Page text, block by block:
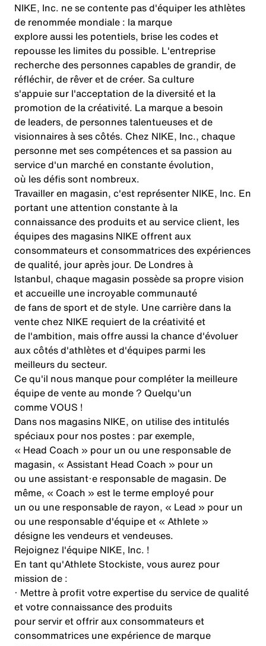
NIKE, Inc. ne se contente pas d'équiper les athlètes
de renommée mondiale : la marque
explore aussi les potentiels, brise les codes et
repousse les limites du possible. L'entreprise
recherche des personnes capables de grandir, de
réfléchir, de rêver et de créer. Sa culture
s'appuie sur l'acceptation de la diversité et la
promotion de la créativité. La marque a besoin
de leaders, de personnes talentueuses et de
visionnaires à ses côtés. Chez NIKE, Inc., chaque
personne met ses compétences et sa passion au
service d'un marché en constante évolution,
où les défis sont nombreux.
Travailler en magasin, c'est représenter NIKE, Inc. En
portant une attention constante à la
connaissance des produits et au service client, les
équipes des magasins NIKE offrent aux
consommateurs et consommatrices des expériences
de qualité, jour après jour. De Londres à
Istanbul, chaque magasin possède sa propre vision
et accueille une incroyable communauté
de fans de sport et de style. Une carrière dans la
vente chez NIKE requiert de la créativité et
de l'ambition, mais offre aussi la chance d'évoluer
aux côtés d'athlètes et d'équipes parmi les
meilleurs du secteur.
Ce qu'il nous manque pour compléter la meilleure
équipe de vente au monde ? Quelqu'un
comme VOUS !
Dans nos magasins NIKE, on utilise des intitulés
spéciaux pour nos postes : par exemple,
« Head Coach » pour un ou une responsable de
magasin, « Assistant Head Coach » pour un
ou une assistant·e responsable de magasin. De
même, « Coach » est le terme employé pour
un ou une responsable de rayon, « Lead » pour un
ou une responsable d'équipe et « Athlete »
désigne les vendeurs et vendeuses.
Rejoignez l'équipe NIKE, Inc. !
En tant qu'Athlete Stockiste, vous aurez pour
mission de :
· Mettre à profit votre expertise du service de qualité
et votre connaissance des produits
pour servir et offrir aux consommateurs et
consommatrices une expérience de marque